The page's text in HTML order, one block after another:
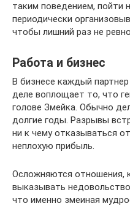
таким поведением, пойти
периодически
чтобы лишний раз не
Работа и бизнес
В бизнесе каждый
деле воплощает то, что
голове Змейка. Обычно
долгие годы. Разрывы
ни к чему отказываться
неплохую прибыль.
Осложняются отношения,
выказывать
что именно змеиная